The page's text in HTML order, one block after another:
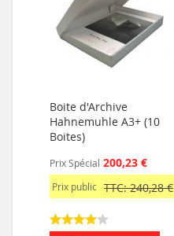
Boite d'Archive
Hahnemuhle A3+ (10
Boites)
Prix Spécial 200,23 €
Prix public TTC: 240,28 €